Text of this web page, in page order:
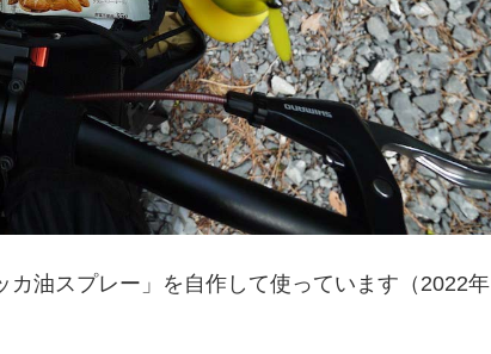
油スプレー」を自作して使っています（2022年